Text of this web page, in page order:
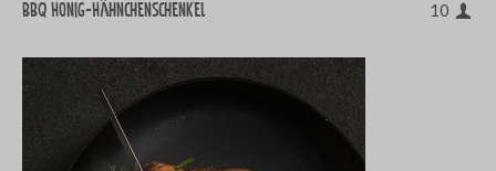
BBQ Honig-Hähnchenschenkel 10